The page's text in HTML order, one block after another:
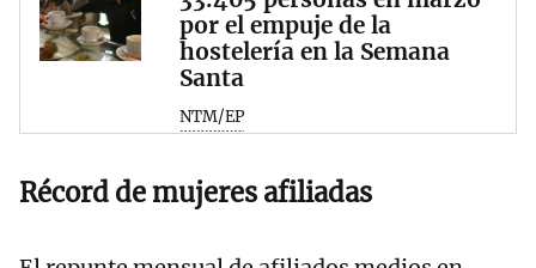
por el empuje de la
hostelería en la Semana
Santa
NTM/EP
Récord de mujeres afiliadas